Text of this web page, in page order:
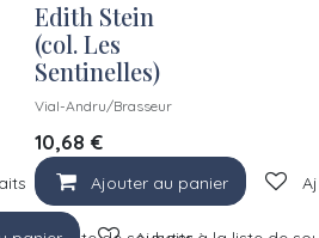
Edith Stein
(col. Les
Sentinelles)
Vial-Andru/Brasseur
10,68 €
Ajouter au panier